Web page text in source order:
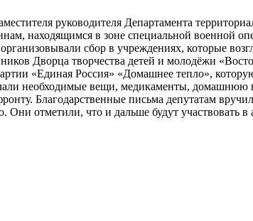
руководителя Департамента
находящимся в зоне специальной военной
сбор в учреждениях, которые
Дворца творчества детей и молодёжи
«Единая Россия» «Домашнее тепло»,
необходимые вещи, медикаменты, домашнюю
Благодарственные письма депутатам
отметили, что и дальше будут участвовать